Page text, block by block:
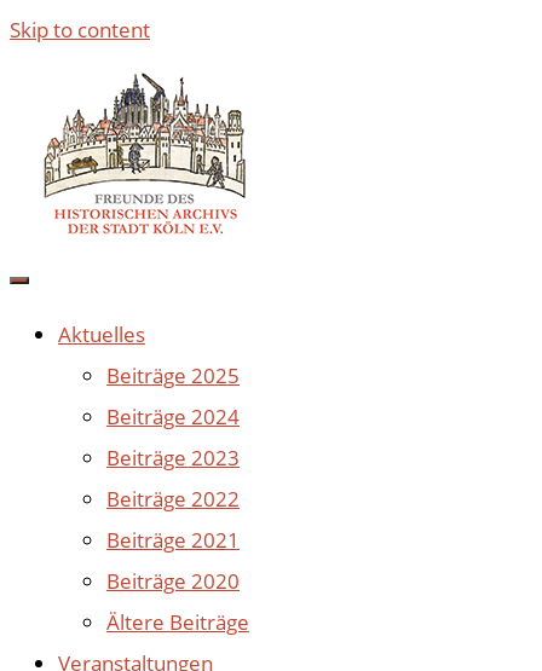
Skip to content
Aktuelles
Beiträge 2025
Beiträge 2024
Beiträge 2023
Beiträge 2022
Beiträge 2021
Beiträge 2020
Ältere Beiträge
Veranstaltungen